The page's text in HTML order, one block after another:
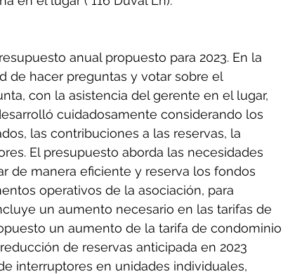
anual propuesto para 2023. En la
de hacer preguntas y votar sobre el
con la asistencia del gerente en el lugar,
cuidadosamente considerando los
las contribuciones a las reservas, la
El presupuesto aborda las necesidades
de manera eficiente y reserva los fondos
operativos de la asociación, para
un aumento necesario en las tarifas de
un aumento de la tarifa de condominio
de reservas anticipada en 2023
interruptores en unidades individuales,